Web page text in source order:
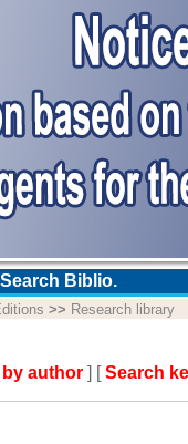
Search Biblio.
>> Research library
author ] [Search